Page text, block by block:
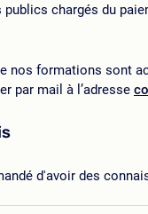
publics chargés du
nos formations sont
par mail à l’adresse
d'avoir des